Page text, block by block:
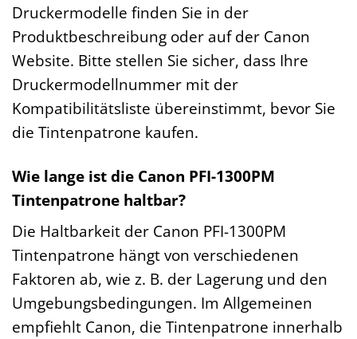
Druckermodelle finden Sie in der
Produktbeschreibung oder auf der Canon
Website. Bitte stellen Sie sicher, dass Ihre
Druckermodellnummer mit der
Kompatibilitätsliste übereinstimmt, bevor Sie
die Tintenpatrone kaufen.
Wie lange ist die Canon PFI-1300PM
Tintenpatrone haltbar?
Die Haltbarkeit der Canon PFI-1300PM
Tintenpatrone hängt von verschiedenen
Faktoren ab, wie z. B. der Lagerung und den
Umgebungsbedingungen. Im Allgemeinen
empfiehlt Canon, die Tintenpatrone innerhalb